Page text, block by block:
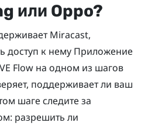
или Oppo?
Miracast,
доступ к нему Приложение
Flow на одном из шагов
поддерживает ли ваш
шаге следите за
разрешить ли